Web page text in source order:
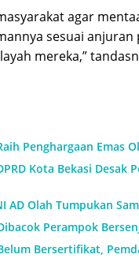
agar
sesuai
mereka,”
Penghargaan
Kota Bekasi Desak
AD Olah Tumpukan
Perampok
Bersertifikat,